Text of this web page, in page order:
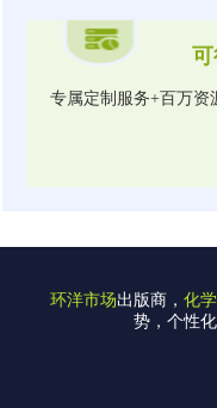
专属定制服务+百万资
环洋市场出版商， 化
势，个性化